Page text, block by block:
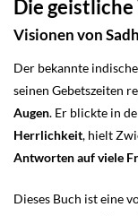
Die
Visionen von
Der bekannte
seinen Gebetszeiten
Augen. Er blickte in
Herrlichkeit, hielt
Antworten auf viele
Dieses Buch ist eine